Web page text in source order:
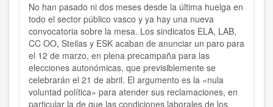
No han pasado ni dos meses desde la última huelga en
todo el sector público vasco y ya hay una nueva
convocatoria sobre la mesa. Los sindicatos ELA, LAB,
CC OO, Steilas y ESK acaban de anunciar un paro para
el 12 de marzo, en plena precampaña para las
elecciones autonómicas, que previsiblemente se
celebrarán el 21 de abril. El argumento es la «nula
voluntad política» para atender sus reclamaciones, en
particular la de que las condiciones laborales de los